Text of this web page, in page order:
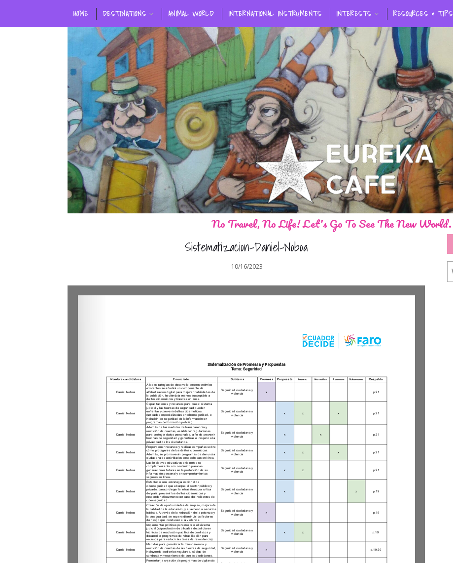
HOME DESTINATIONS ANIMAL WORLD INTERNATIONAL INSTRUMENTS INTERESTS RESOURCES & TIPS
No Travel, No Life! Let's Go To See The New World.
Sistematizacion-Daniel-Noboa
10/16/2023